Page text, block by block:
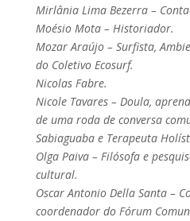
Mirlânia Lima Bezerra –
Moésio Mota – Historiador.
Mozar Araújo – Surfista,
do Coletivo Ecosurf.
Nicolas Fabre.
Nicole Tavares – Doula,
de uma roda de conversa
Sabiaguaba e Terapeuta
Olga Paiva – Filósofa e
cultural.
Oscar Antonio Della Santa –
coordenador do Fórum